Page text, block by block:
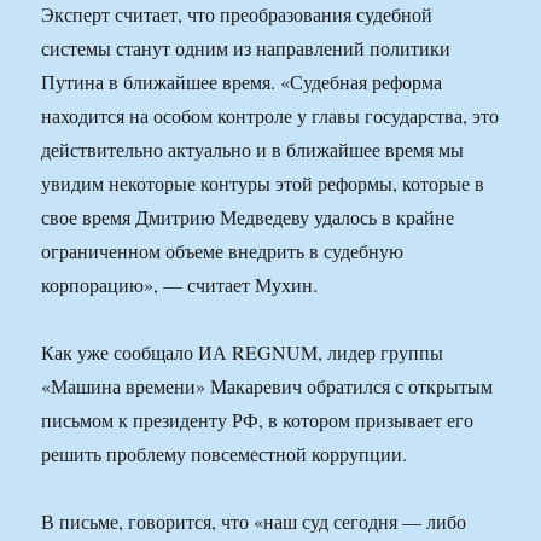
Эксперт считает, что преобразования судебной
системы станут одним из направлений политики
Путина в ближайшее время. «Судебная реформа
находится на особом контроле у главы государства, это
действительно актуально и в ближайшее время мы
увидим некоторые контуры этой реформы, которые в
свое время Дмитрию Медведеву удалось в крайне
ограниченном объеме внедрить в судебную
корпорацию», — считает Мухин.
Как уже сообщало ИА REGNUM, лидер группы
«Машина времени» Макаревич обратился с открытым
письмом к президенту РФ, в котором призывает его
решить проблему повсеместной коррупции.
В письме, говорится, что «наш суд сегодня — либо